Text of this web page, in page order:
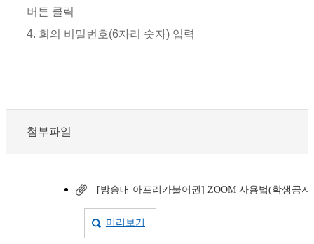
버튼 클릭
4. 회의 비밀번호(6자리 숫자) 입력
첨부파일
[방송대 아프리카불어권] ZOOM 사용법(학생공지
미리보기